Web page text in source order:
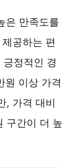
은 만족도를
제공하는 편
정적인 경
원 이상 가격
, 가격 대비
구간이 더 높